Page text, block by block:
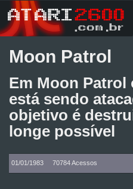
Moon Patrol
Em Moon
está sendo
objetivo é
longe possível
01/01/1983 70784 Acessos